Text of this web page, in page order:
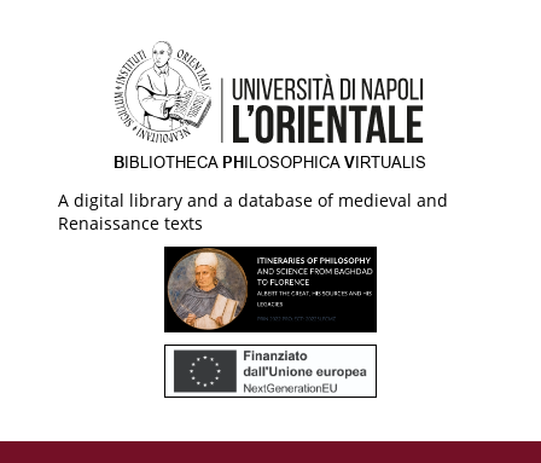
A digital library and a database of medieval and
Renaissance texts